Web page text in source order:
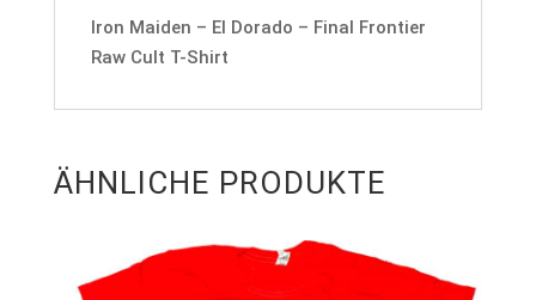
Iron Maiden – El Dorado – Final Frontier
Raw Cult T-Shirt
ÄHNLICHE PRODUKTE